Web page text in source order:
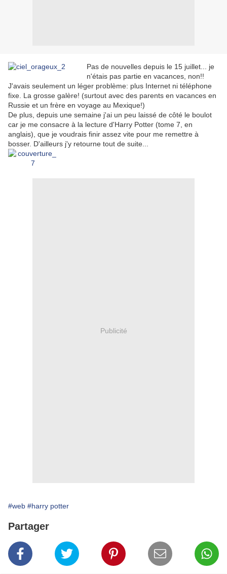
Pas de nouvelles depuis le 15 juillet... je
n'étais pas partie en vacances, non!!
J'avais seulement un léger problème: plus Internet ni téléphone
fixe. La grosse galère! (surtout avec des parents en vacances en
Russie et un frère en voyage au Mexique!)
De plus, depuis une semaine j'ai un peu laissé de côté le boulot
car je me consacre à la lecture d'Harry Potter (tome 7, en
anglais), que je voudrais finir assez vite pour me remettre à
bosser. D'ailleurs j'y retourne tout de suite...
Publicité
#web #harry potter
Partager